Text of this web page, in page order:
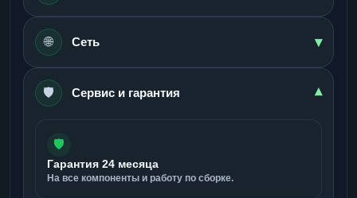
🌐 Сеть ▾
🛡️ Сервис и гарантия ▾
🛡️
Гарантия 24 месяца
На все компоненты и работу по сборке.